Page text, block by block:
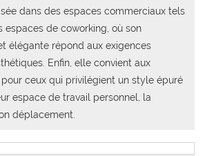
dans des espaces commerciaux tels
espaces de coworking, où son
élégante répond aux exigences
Enfin, elle convient aux
ceux qui privilégient un style épuré
espace de travail personnel, la
déplacement.